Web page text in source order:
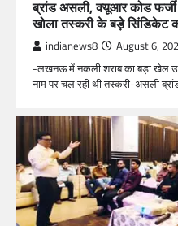
ब्रांड असली, क्यूआर कोड
खोला तस्करी के बड़े सिंडिकेट
indianews8 August 6,
-लखनऊ में नकली शराब का बड़ा खेल
नाम पर चल रही थी तस्करी-असली